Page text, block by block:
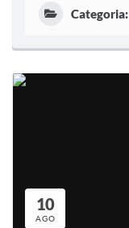
Categoria:
10
AGO